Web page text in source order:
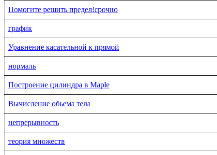
Помогите решить предел!срочно
график
Уравнение касательной к прямой
нормаль
Построение цилиндра в Maple
Вычисление обьема тела
непрерывность
теория множеств